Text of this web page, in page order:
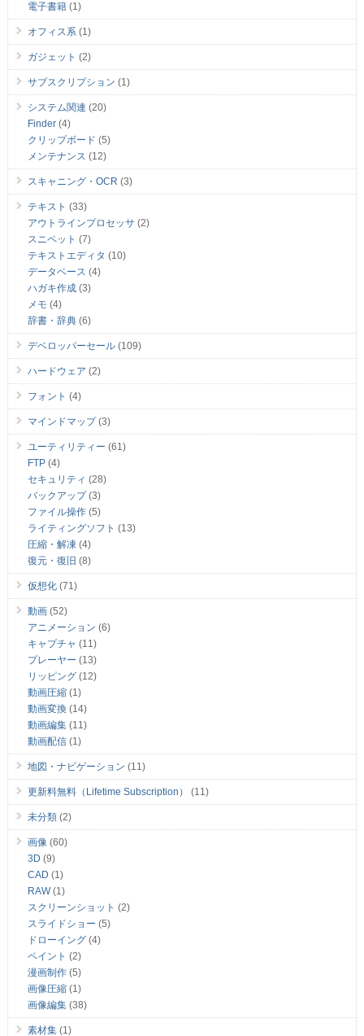
電子書籍(1)
オフィス系(1)
ガジェット (2)
サブスクリプション (1)
システム関連 (20)
Finder(4)
クリップボード (5)
メンテナンス (12)
スキャニング・OCR (3)
テキスト (33)
アウトラインプロセッサ(2)
スニペット (7)
テキストエディタ (10)
データベース (4)
ハガキ作成(3)
メモ (4)
辞書・辞典(6)
デベロッパーセール(109)
ハードウェア (2)
フォント (4)
マインドマップ(3)
ユーティリティー (61)
FTP(4)
セキュリティ (28)
バックアップ(3)
ファイル操作(5)
ライティングソフト (13)
圧縮・解凍 (4)
復元・復旧 (8)
仮想化(71)
動画(52)
アニメーション (6)
キャプチャ (11)
プレーヤー (13)
リッピング(12)
動画圧縮(1)
動画変換 (14)
動画編集(11)
動画配信(1)
地図・ナビゲーション (11)
更新料無料（Lifetime Subscription） (11)
未分類(2)
画像(60)
3D (9)
CAD (1)
RAW(1)
スクリーンショット (2)
スライドショー (5)
ドローイング(4)
ペイント (2)
漫画制作(5)
画像圧縮(1)
画像編集(38)
素材集(1)